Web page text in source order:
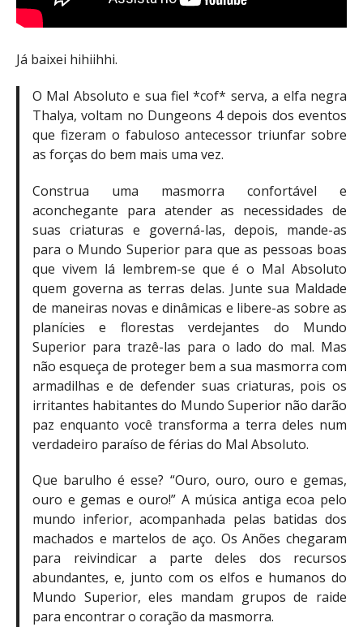
Já baixei hihiihhi.
O Mal Absoluto e sua fiel *cof* serva, a elfa negra
Thalya, voltam no Dungeons 4 depois dos eventos
que fizeram o fabuloso antecessor triunfar sobre
as forças do bem mais uma vez.
Construa uma masmorra confortável e
aconchegante para atender as necessidades de
suas criaturas e governá-las, depois, mande-as
para o Mundo Superior para que as pessoas boas
que vivem lá lembrem-se que é o Mal Absoluto
quem governa as terras delas. Junte sua Maldade
de maneiras novas e dinâmicas e libere-as sobre as
planícies e florestas verdejantes do Mundo
Superior para trazê-las para o lado do mal. Mas
não esqueça de proteger bem a sua masmorra com
armadilhas e de defender suas criaturas, pois os
irritantes habitantes do Mundo Superior não darão
paz enquanto você transforma a terra deles num
verdadeiro paraíso de férias do Mal Absoluto.
Que barulho é esse? “Ouro, ouro, ouro e gemas,
ouro e gemas e ouro!” A música antiga ecoa pelo
mundo inferior, acompanhada pelas batidas dos
machados e martelos de aço. Os Anões chegaram
para reivindicar a parte deles dos recursos
abundantes, e, junto com os elfos e humanos do
Mundo Superior, eles mandam grupos de raide
para encontrar o coração da masmorra.